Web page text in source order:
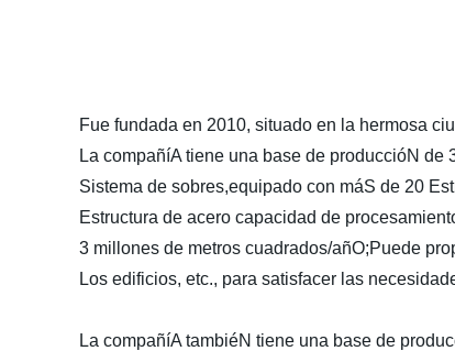
Fue fundada en 2010, situado en la hermosa
La compañíA tiene una base de produccióN
Sistema de sobres,equipado con máS de 20
Estructura de acero capacidad de
3 millones de metros cuadrados/añO;Puede
Los edificios, etc., para satisfacer las
La compañíA tambiéN tiene una base de